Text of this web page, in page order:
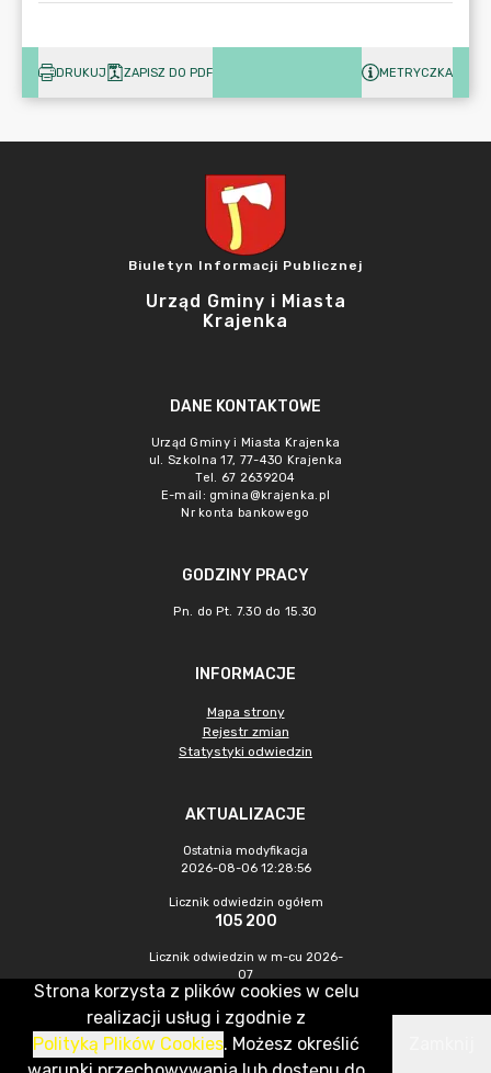
DRUKUJ ZAPISZ DO PDF METRYCZKA
Biuletyn Informacji Publicznej
Urząd Gminy i Miasta
Krajenka
DANE KONTAKTOWE
Urząd Gminy i Miasta Krajenka
ul. Szkolna 17, 77-430 Krajenka
Tel. 67 2639204
E-mail: gmina@krajenka.pl
Nr konta bankowego
GODZINY PRACY
Pn. do Pt. 7.30 do 15.30
INFORMACJE
Mapa strony
Rejestr zmian
Statystyki odwiedzin
AKTUALIZACJE
Ostatnia modyfikacja
2026-08-06 12:28:56
Licznik odwiedzin ogółem
105 200
Licznik odwiedzin w m-cu 2026-
07
576
CMS & Hosting: Nefeni Sp. z o.o.
Strona korzysta z plików cookies w celu
realizacji usług i zgodnie z
Polityką Plików Cookies. Możesz określić